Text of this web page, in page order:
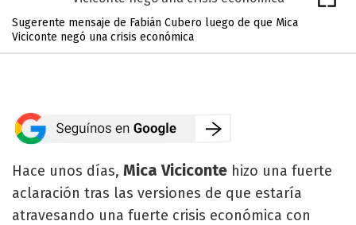
Sugerente mensaje de Fabián Cubero luego de que Mica
Viciconte negó una crisis económica
Hace unos días, Mica Viciconte hizo una fuerte
aclaración tras las versiones de que estaría
atravesando una fuerte crisis económica con